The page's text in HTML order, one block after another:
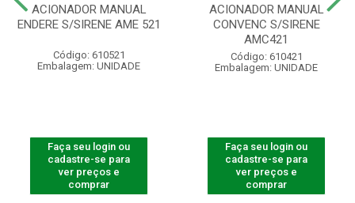
ACIONADOR MANUAL
ENDERE S/SIRENE AME 521
Código: 610521
Embalagem: UNIDADE
Faça seu login ou
cadastre-se para
ver preços e
comprar
ACIONADOR MANUAL
CONVENC S/SIRENE
AMC421
Código: 610421
Embalagem: UNIDADE
Faça seu login ou
cadastre-se para
ver preços e
comprar